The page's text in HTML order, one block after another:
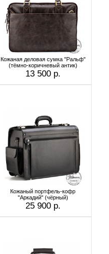
Кожаная деловая сумка "Ральф"
(тёмно-коричневый антик)
13 500 р.
Кожаный портфель-кофр
"Аркадий" (чёрный)
25 900 р.